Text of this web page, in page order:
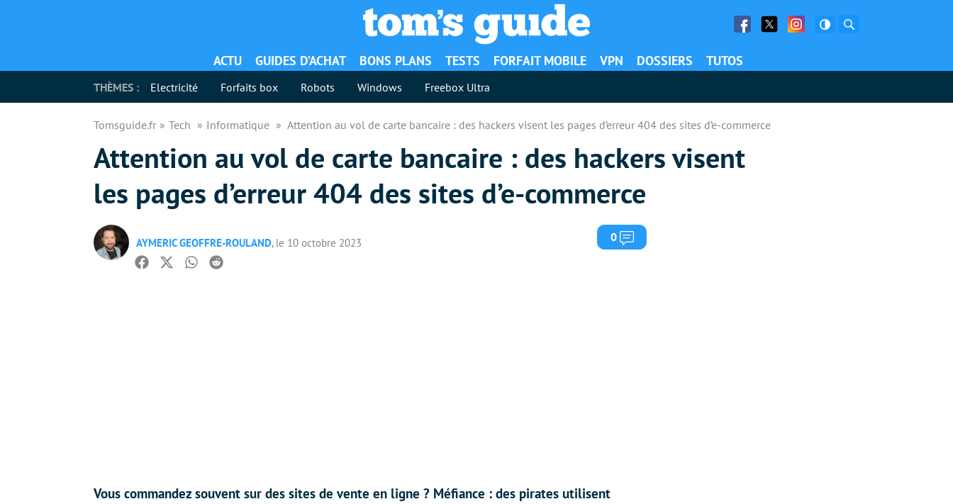
Facebook
Twitter Facebook
ACTU GUIDES D’ACHAT BONS PLANS TESTS FORFAIT MOBILE VPN DOSSIERS TUTOS
THÈMES : Electricité Forfaits box Robots Windows Freebox Ultra
Tomsguide.fr Tech Informatique Attention au vol de carte bancaire : des hackers visent les pages d’erreur 404 des sites d’e-commerce
Attention au vol de carte bancaire : des hackers visent
les pages d’erreur 404 des sites d’e-commerce
AYMERIC GEOFFRE-ROULAND, le 10 octobre 2023 0 Commentaires
Facebook
TwitterWhatsapp
Reddit
Vous commandez souvent sur des sites de vente en ligne ? Méfiance : des pirates utilisent